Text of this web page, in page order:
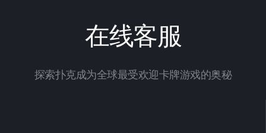
在线客服
探索扑克成为全球最受欢迎卡牌游戏的奥秘